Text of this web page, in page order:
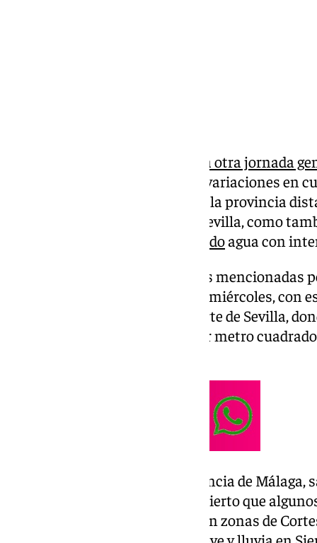
Málaga vivirá otra jornada
respecta al tiempo, sin apenas variaciones en
pasado martes. La situación en la provincia
viviendo en la vecinas Cádiz o Sevilla, como
borrasca Garoé sigue descargandoagua con
Amplias zonas de las provincias mencionadas
fuertes lluvias a lo largo de este miércoles, con
territorio onubense y Sierra Norte de Sevilla,
podrán caer más de 25 litros por metro
Mientras tanto en toda la provincia de Málaga,
registrar lluvias hoy. Si bien es cierto que
posibilidad de precipitaciones en zonas de